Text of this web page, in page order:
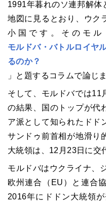
1991年暮れのソ連邦解体
地図に見るとおり、ウク
小国です。そのモル
モルドバ・バトルロイヤ
るのか？
」と題するコラムで論じ
そして、モルドバでは11
の結果、国のトップが代
ア派として知られたドド
サンドゥ前首相が地滑り
大統領は、 12 月 23日に交
モルドバはウクライナ、
欧州連合（ EU ）と連合
2016年にドドン大統領